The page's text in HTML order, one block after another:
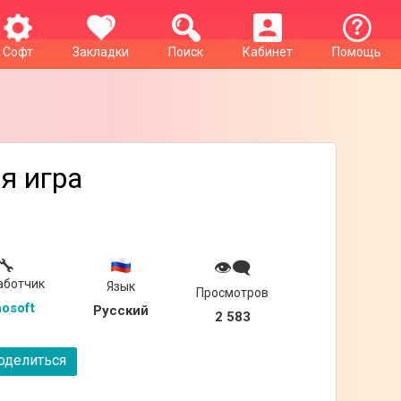
Помощь
Кабинет
Поиск
Закладки
Софт
игра
Язык
Русский
👁‍🗨
Просмотров
2 583